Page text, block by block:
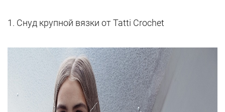
1. Снуд крупной вязки от Tatti Crochet